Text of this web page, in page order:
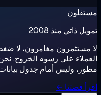
ذاتي منذ 2008
مستثمرون مغامرون، لا ضغط
وليس أمام جدول بيانات
قصتنا ←